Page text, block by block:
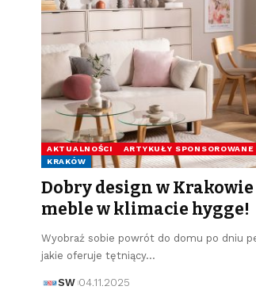
AKTUALNOŚCI ARTYKUŁY SPONSOROWANE
KRAKÓW
Dobry design w
meble w klimacie hygge!
Wyobraź sobie powrót do domu po dniu
jakie oferuje tętniący…
SW 04.11.2025